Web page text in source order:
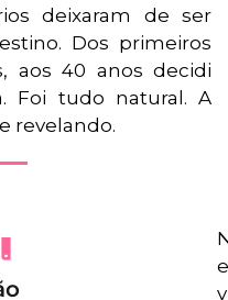
deixaram de ser
Dos primeiros
aos 40 anos decidi
Foi tudo natural. A
revelando.